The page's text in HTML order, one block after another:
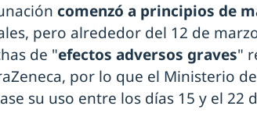
comenzó a principios de
pero alrededor del 12 de
de "efectos adversos graves"
por lo que el Ministerio
su uso entre los días 15 y el 22